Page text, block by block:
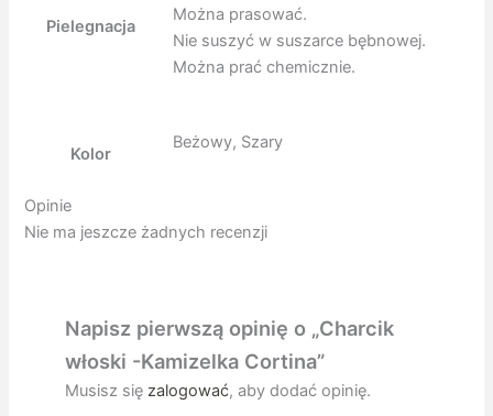
Pielegnacja
Można prasować.
Nie suszyć w suszarce bębnowej.
Można prać chemicznie.
Kolor
Beżowy, Szary
Opinie
Nie ma jeszcze żadnych recenzji
Napisz pierwszą opinię o „Charcik
włoski -Kamizelka Cortina”
Musisz się zalogować, aby dodać opinię.